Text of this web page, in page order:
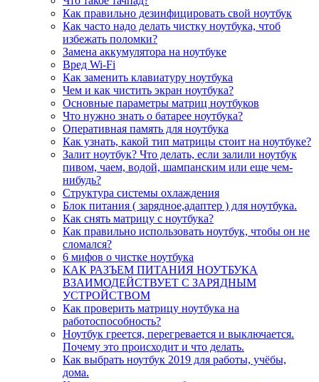
Как правильно дезинфицировать свой ноутбук
Как часто надо делать чистку ноутбука, чтоб
избежать поломки?
Замена аккумулятора на ноутбуке
Вред Wi-Fi
Как заменить клавиатуру ноутбука
Чем и как чистить экран ноутбука?
Основные параметры матриц ноутбуков
Что нужно знать о батарее ноутбука?
Оперативная память для ноутбука
Как узнать, какой тип матрицы стоит на ноутбуке?
Залит ноутбук? Что делать, если залили ноутбук
пивом, чаем, водой, шампанским или еще чем-
нибудь?
Структура системы охлаждения
Блок питания ( зарядное,адаптер ) для ноутбука.
Как снять матрицу с ноутбука?
Как правильно использовать ноутбук, чтобы он не
сломался?
6 мифов о чистке ноутбука
КАК РАЗЪЕМ ПИТАНИЯ НОУТБУКА
ВЗАИМОДЕЙСТВУЕТ С ЗАРЯДНЫМ
УСТРОЙСТВОМ
Как проверить матрицу ноутбука на
работоспособность?
Ноутбук греется, перегревается и выключается.
Почему это происходит и что делать.
Как выбрать ноутбук 2019 для работы, учёбы,
дома.